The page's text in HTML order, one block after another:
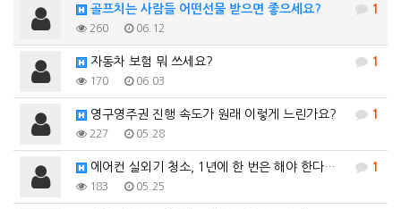
1
골프치는 사람들 어떤선물 받으면 좋으세요?
260 06.12
1
자동차 보험 뭐 쓰세요?
170 06.03
1
영구영주권 진행 속도가 원래 이렇게 느린가요?
227 05.28
1
에어컨 실외기 청소, 1년에 한 번은 해야 한다고 하던…
183 05.25